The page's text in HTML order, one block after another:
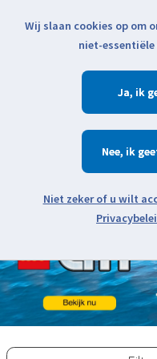
Klik voor actuele
Open
Wij slaan cookies op om
niet-essentiële
Ja
Nee